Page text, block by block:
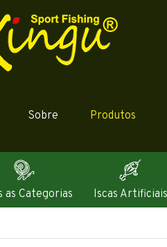
Sobre Produtos
as Categorias Iscas Artificiais